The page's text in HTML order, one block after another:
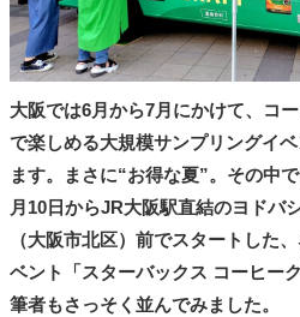
大阪では6月から7月にかけて、コ
で楽しめる大規模サンプリングイ
ます。まさに“お得な夏”。その中
月10日からJR大阪駅直結のヨドバ
（大阪市北区）前でスタートした
ベント「スターバックス コーヒー
筆者もさっそく並んでみました。